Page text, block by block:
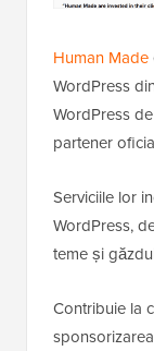
Human Made
WordPress
WordPress
partener
Serviciile lor
WordPress,
teme și
Contribuie la